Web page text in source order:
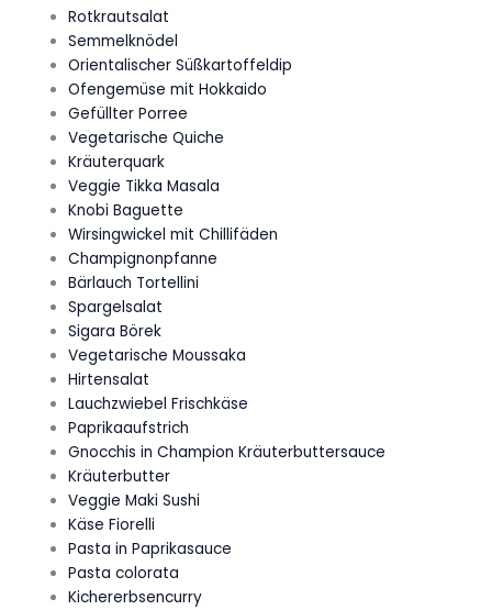
Rotkrautsalat
Semmelknödel
Orientalischer Süßkartoffeldip
Ofengemüse mit Hokkaido
Gefüllter Porree
Vegetarische Quiche
Kräuterquark
Veggie Tikka Masala
Knobi Baguette
Wirsingwickel mit Chillifäden
Champignonpfanne
Bärlauch Tortellini
Spargelsalat
Sigara Börek
Vegetarische Moussaka
Hirtensalat
Lauchzwiebel Frischkäse
Paprikaaufstrich
Gnocchis in Champion Kräuterbuttersauce
Kräuterbutter
Veggie Maki Sushi
Käse Fiorelli
Pasta in Paprikasauce
Pasta colorata
Kichererbsencurry